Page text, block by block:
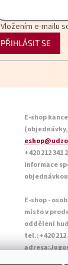
Vložením e-mailu
PŘIHLÁSIT SE
E-shop
+420 212 341
informace
objednávkou
E-shop -
místo v
oddělení
tel.:+420 212